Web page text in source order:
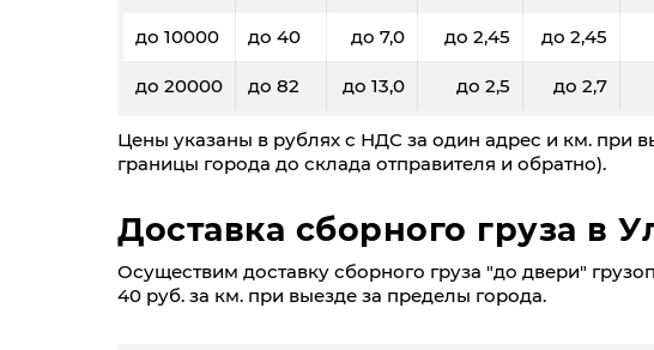
до 10000 до 40 до 7,0 до 2,45 до 2,45
до 20000 до 82 до 13,0 до 2,5 до 2,7
Цены указаны в рублях с НДС за один адрес и км. при
границы города до склада отправителя и обратно).
Доставка сборного груза в
Осуществим доставку сборного груза "до двери"
40 руб. за км. при выезде за пределы города.